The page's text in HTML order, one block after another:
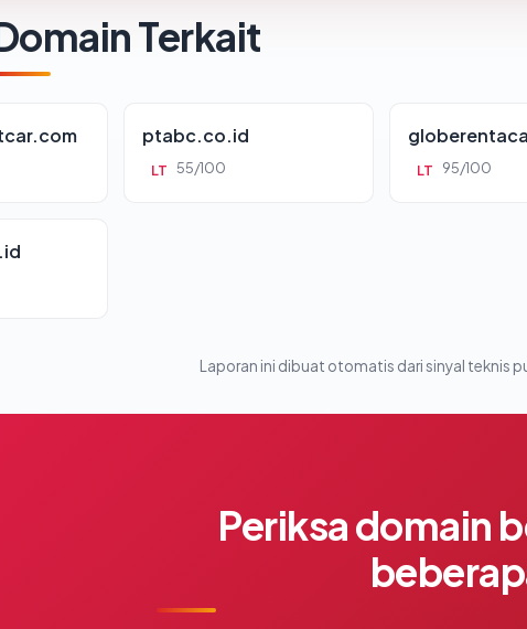
Terkait
ptabc.co.id
LT 55/100 LT 95/100
Laporan ini dibuat otomatis dari sinyal teknis
Periksa domain